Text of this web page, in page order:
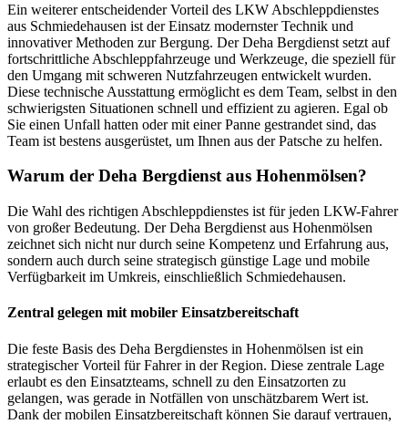
Ein weiterer entscheidender Vorteil des LKW Abschleppdienstes
aus Schmiedehausen ist der Einsatz modernster Technik und
innovativer Methoden zur Bergung. Der Deha Bergdienst setzt auf
fortschrittliche Abschleppfahrzeuge und Werkzeuge, die speziell für
den Umgang mit schweren Nutzfahrzeugen entwickelt wurden.
Diese technische Ausstattung ermöglicht es dem Team, selbst in den
schwierigsten Situationen schnell und effizient zu agieren. Egal ob
Sie einen Unfall hatten oder mit einer Panne gestrandet sind, das
Team ist bestens ausgerüstet, um Ihnen aus der Patsche zu helfen.
Warum der Deha Bergdienst aus Hohenmölsen?
Die Wahl des richtigen Abschleppdienstes ist für jeden LKW-Fahrer
von großer Bedeutung. Der Deha Bergdienst aus Hohenmölsen
zeichnet sich nicht nur durch seine Kompetenz und Erfahrung aus,
sondern auch durch seine strategisch günstige Lage und mobile
Verfügbarkeit im Umkreis, einschließlich Schmiedehausen.
Zentral gelegen mit mobiler Einsatzbereitschaft
Die feste Basis des Deha Bergdienstes in Hohenmölsen ist ein
strategischer Vorteil für Fahrer in der Region. Diese zentrale Lage
erlaubt es den Einsatzteams, schnell zu den Einsatzorten zu
gelangen, was gerade in Notfällen von unschätzbarem Wert ist.
Dank der mobilen Einsatzbereitschaft können Sie darauf vertrauen,